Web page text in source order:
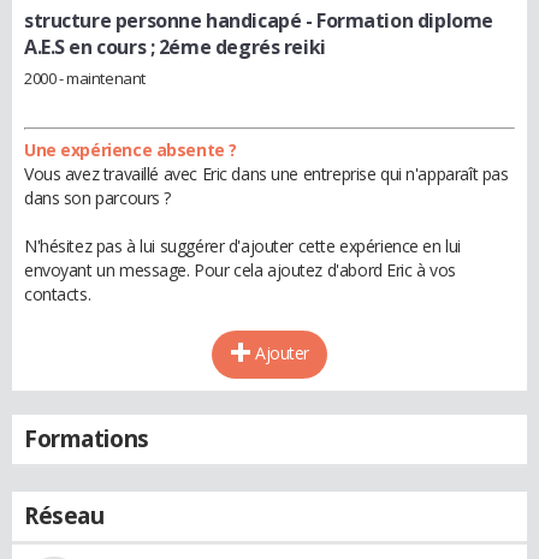
structure personne handicapé - Formation diplome
A.E.S en cours ; 2éme degrés reiki
2000 - maintenant
Une expérience absente ?
Vous avez travaillé avec Eric dans une entreprise qui n'apparaît pas
dans son parcours ?
N'hésitez pas à lui suggérer d'ajouter cette expérience en lui
envoyant un message. Pour cela ajoutez d'abord Eric à vos
contacts.
Ajouter
Formations
Réseau